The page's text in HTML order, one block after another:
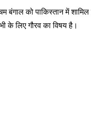
बंगाल को पाकिस्तान में
के लिए गौरव का विषय है।